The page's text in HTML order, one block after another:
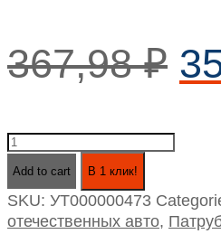
367,98₽
65115-
расширительного
бачка
Add to cart В 1 клик!
SKU: УТ000000473
отечественных авто,